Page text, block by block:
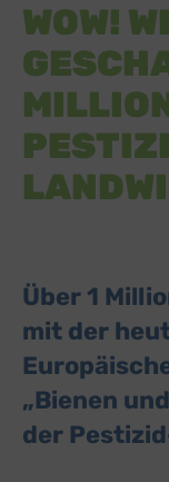
WOW!
Über 1
mit der
„Bienen
der